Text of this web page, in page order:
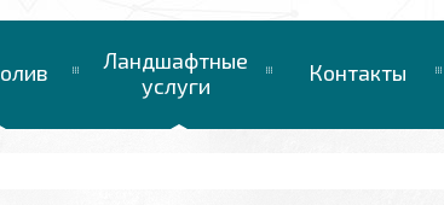
Ландшафтные
услуги
Контакты